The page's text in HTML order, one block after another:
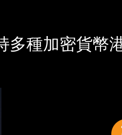
多種加密貨幣